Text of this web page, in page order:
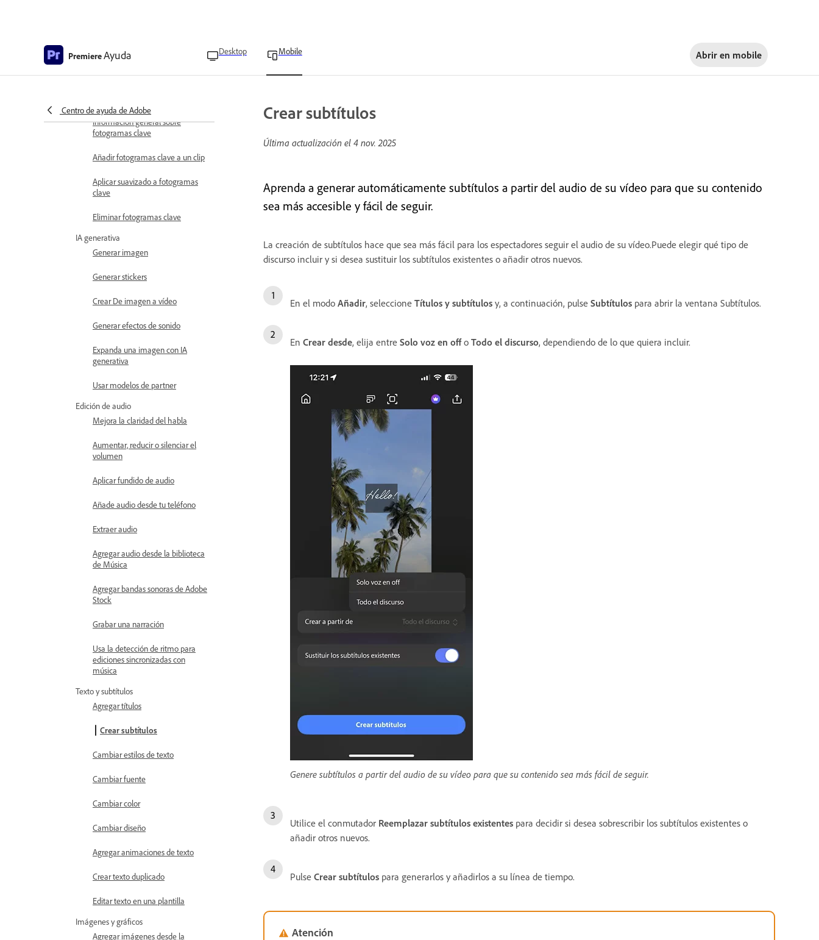
PremiereAyuda Desktop Mobile Abrir en mobile
Centro de ayuda de Adobe
Editar fondo
Información general sobre
fotogramas clave
Añadir fotogramas clave a un clip
Aplicar suavizado a fotogramas
clave
Eliminar fotogramas clave
IA generativa
Generar imagen
Generar stickers
Crear De imagen a vídeo
Generar efectos de sonido
Expanda una imagen con IA
generativa
Usar modelos de partner
Edición de audio
Mejora la claridad del habla
Aumentar, reducir o silenciar el
volumen
Aplicar fundido de audio
Añade audio desde tu teléfono
Extraer audio
Agregar audio desde la biblioteca
de Música
Agregar bandas sonoras de Adobe
Stock
Grabar una narración
Usa la detección de ritmo para
ediciones sincronizadas con
música
Texto y subtítulos
Agregar títulos
Crear subtítulos
Cambiar estilos de texto
Cambiar fuente
Cambiar color
Cambiar diseño
Agregar animaciones de texto
Crear texto duplicado
Editar texto en una plantilla
Imágenes y gráficos
Agregar imágenes desde la
Crear subtítulos
Última actualización el 4 nov. 2025
Aprenda a generar automáticamente subtítulos a partir del audio de su vídeo para que su contenido
sea más accesible y fácil de seguir.
La creación de subtítulos hace que sea más fácil para los espectadores seguir el audio de su vídeo.Puede elegir qué tipo de
discurso incluir y si desea sustituir los subtítulos existentes o añadir otros nuevos.
En el modo Añadir, seleccione Títulos y subtítulos y, a continuación, pulse Subtítulos para abrir la ventana Subtítulos.
En Crear desde, elija entre Solo voz en offo Todo el discurso, dependiendo de lo que quiera incluir.
Genere subtítulos a partir del audio de su vídeo para que su contenido sea más fácil de seguir.
Utilice el conmutador Reemplazar subtítulos existentes para decidir si desea sobrescribir los subtítulos existentes o
añadir otros nuevos.
Pulse Crear subtítulos para generarlos y añadirlos a su línea de tiempo.
Atención